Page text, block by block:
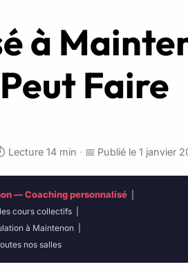
à
Faire
Lecture 14 min · 📅 Publié le 1 janvier
— Coaching personnalisé
cours collectifs|
à Maintenon
nos salles